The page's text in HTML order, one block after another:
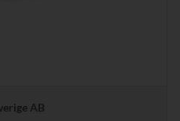
AB